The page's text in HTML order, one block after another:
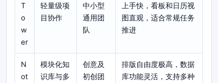
T
o
w
er
轻量级项
目协作
中小型
通用团
队
上手快，看板和日历视
图直观，适合常规任务
推进
N
ot
模块化知
识库与多
创意及
初创团
排版自由度极高，数据
库功能灵活，支持多种